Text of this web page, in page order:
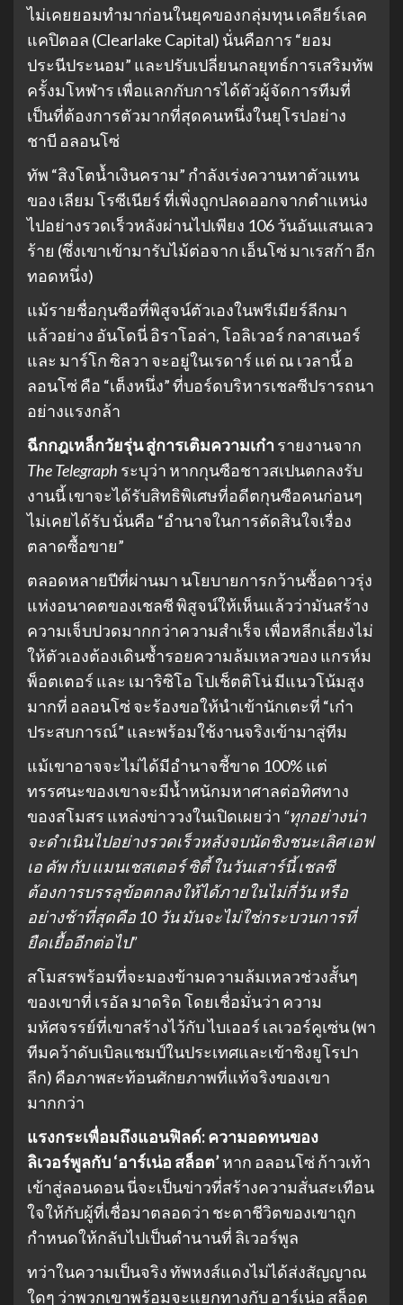
ไม่เคยยอมทำมาก่อนในยุคของกลุ่มทุน เคลียร์เลค
แคปิตอล (Clearlake Capital) นั่นคือการ “ยอม
ประนีประนอม” และปรับเปลี่ยนกลยุทธ์การเสริมทัพ
ครั้งมโหฬาร เพื่อแลกกับการได้ตัวผู้จัดการทีมที่
เป็นที่ต้องการตัวมากที่สุดคนหนึ่งในยุโรปอย่าง
ชาบี อลอนโซ่
ทัพ “สิงโตน้ำเงินคราม” กำลังเร่งควานหาตัวแทน
ของ เลียม โรซีเนียร์ ที่เพิ่งถูกปลดออกจากตำแหน่ง
ไปอย่างรวดเร็วหลังผ่านไปเพียง 106 วันอันแสนเลว
ร้าย (ซึ่งเขาเข้ามารับไม้ต่อจาก เอ็นโซ่ มาเรสก้า อีก
ทอดหนึ่ง)
แม้รายชื่อกุนซือที่พิสูจน์ตัวเองในพรีเมียร์ลีกมา
แล้วอย่าง อันโดนี่ อิราโอล่า, โอลิเวอร์ กลาสเนอร์
และ มาร์โก ซิลวา จะอยู่ในเรดาร์ แต่ ณ เวลานี้ อ
ลอนโซ่ คือ “เต็งหนึ่ง” ที่บอร์ดบริหารเชลซีปรารถนา
อย่างแรงกล้า
ฉีกกฎเหล็กวัยรุ่น สู่การเติมความเก๋ารายงานจาก
The Telegraph ระบุว่า หากกุนซือชาวสเปนตกลงรับ
งานนี้ เขาจะได้รับสิทธิพิเศษที่อดีตกุนซือคนก่อนๆ
ไม่เคยได้รับ นั่นคือ “อำนาจในการตัดสินใจเรื่อง
ตลาดซื้อขาย”
ตลอดหลายปีที่ผ่านมา นโยบายการกว้านซื้อดาวรุ่ง
แห่งอนาคตของเชลซี พิสูจน์ให้เห็นแล้วว่ามันสร้าง
ความเจ็บปวดมากกว่าความสำเร็จ เพื่อหลีกเลี่ยงไม่
ให้ตัวเองต้องเดินซ้ำรอยความล้มเหลวของ แกรห์ม
พ็อตเตอร์ และ เมาริซิโอ โปเช็ตติโน่ มีแนวโน้มสูง
มากที่ อลอนโซ่ จะร้องขอให้นำเข้านักเตะที่ “เก๋า
ประสบการณ์” และพร้อมใช้งานจริงเข้ามาสู่ทีม
แม้เขาอาจจะไม่ได้มีอำนาจชี้ขาด 100% แต่
ทรรศนะของเขาจะมีน้ำหนักมหาศาลต่อทิศทาง
ของสโมสร แหล่งข่าววงในเปิดเผยว่า “ทุกอย่างน่า
จะดำเนินไปอย่างรวดเร็วหลังจบนัดชิงชนะเลิศ เอฟ
เอ คัพ กับ แมนเชสเตอร์ ซิตี้ ในวันเสาร์นี้ เชลซี
ต้องการบรรลุข้อตกลงให้ได้ภายในไม่กี่วัน หรือ
อย่างช้าที่สุดคือ 10 วัน มันจะไม่ใช่กระบวนการที่
ยืดเยื้ออีกต่อไป”
สโมสรพร้อมที่จะมองข้ามความล้มเหลวช่วงสั้นๆ
ของเขาที่ เรอัล มาดริด โดยเชื่อมั่นว่า ความ
มหัศจรรย์ที่เขาสร้างไว้กับ ไบเออร์ เลเวอร์คูเซ่น (พา
ทีมคว้าดับเบิลแชมป์ในประเทศและเข้าชิงยูโรปา
ลีก) คือภาพสะท้อนศักยภาพที่แท้จริงของเขา
มากกว่า
แรงกระเพื่อมถึงแอนฟิลด์: ความอดทนของ
ลิเวอร์พูลกับ ‘อาร์เน่อ สล็อต’หาก อลอนโซ่ ก้าวเท้า
เข้าสู่ลอนดอน นี่จะเป็นข่าวที่สร้างความสั่นสะเทือน
ใจให้กับผู้ที่เชื่อมาตลอดว่า ชะตาชีวิตของเขาถูก
กำหนดให้กลับไปเป็นตำนานที่ ลิเวอร์พูล
ทว่าในความเป็นจริง ทัพหงส์แดงไม่ได้ส่งสัญญาณ
ใดๆ ว่าพวกเขาพร้อมจะแยกทางกับ อาร์เน่อ สล็อต